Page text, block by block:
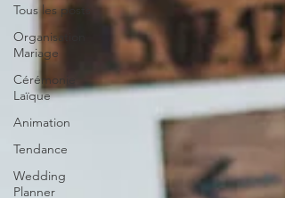
Tous les posts
Organisation
Mariage
Cérémonie
Laïque
Animation
Tendance
Wedding
Planner